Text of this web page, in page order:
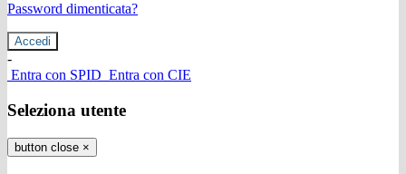
Password dimenticata?
-
Entra con SPID Entra con CIE
Seleziona utente
button close ×